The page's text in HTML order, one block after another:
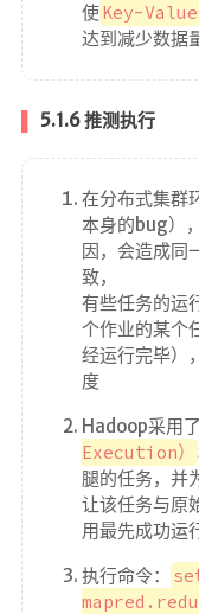
使Key-
达到减少数据
5.1.6 推测执行
在分布式集群
本身的bug）
因，会造成同
致，
有些任务的运
个作业的某个
经运行完毕）
度
Hadoop采用了
Execution）
腿的任务，并
让该任务与原
用最先成功运
执行命令：